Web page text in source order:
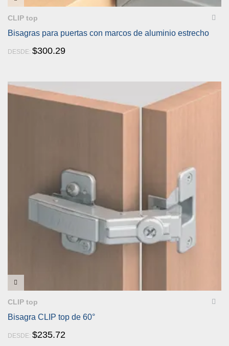
CLIP top
Bisagras para puertas con marcos de aluminio estrecho
DESDE: $300.29
CLIP top
Bisagra CLIP top de 60°
DESDE: $235.72